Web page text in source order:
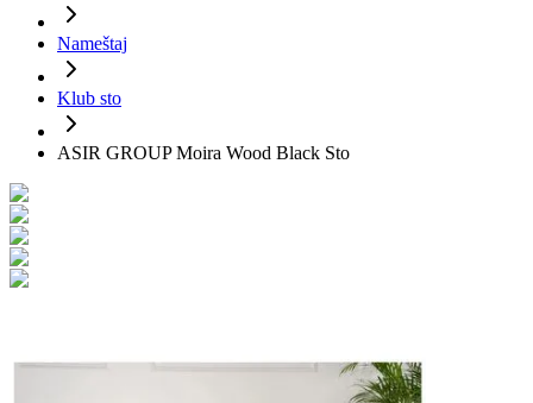
Nameštaj
Klub sto
ASIR GROUP Moira Wood Black Sto